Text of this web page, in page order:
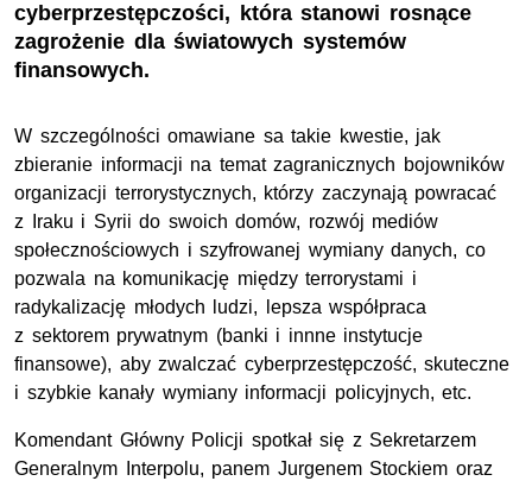
cyberprzestępczości, która stanowi rosnące
zagrożenie dla światowych systemów
finansowych.
W szczególności omawiane sa takie kwestie, jak
zbieranie informacji na temat zagranicznych bojowników
organizacji terrorystycznych, którzy zaczynają powracać
z Iraku i Syrii do swoich domów, rozwój mediów
społecznościowych i szyfrowanej wymiany danych, co
pozwala na komunikację między terrorystami i
radykalizację młodych ludzi, lepsza współpraca
z sektorem prywatnym (banki i innne instytucje
finansowe), aby zwalczać cyberprzestępczość, skuteczne
i szybkie kanały wymiany informacji policyjnych, etc.
Komendant Główny Policji spotkał się z Sekretarzem
Generalnym Interpolu, panem Jurgenem Stockiem oraz